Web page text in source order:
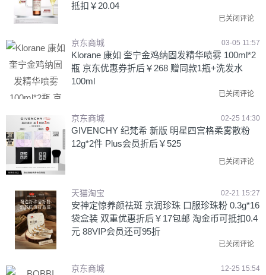
抵扣￥20.04
已关闭评论
京东商城 03-05 11:57
Klorane 康如 奎宁金鸡纳固发精华喷雾 100ml*2
瓶 京东优惠券折后￥268 赠同款1瓶+洗发水
100ml
已关闭评论
京东商城 02-25 14:30
GIVENCHY 纪梵希 新版 明星四宫格柔雾散粉
12g*2件 Plus会员折后￥525
已关闭评论
天猫淘宝 02-21 15:27
安神定惊养颜祛斑 京润珍珠 口服珍珠粉 0.3g*16
袋盒装 双重优惠折后￥17包邮 淘金币可抵扣0.4
元 88VIP会员还可95折
已关闭评论
京东商城 12-25 15:54